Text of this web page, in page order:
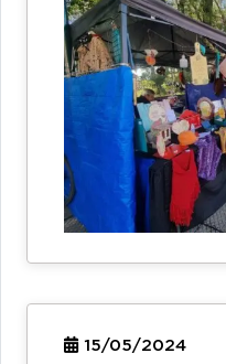
15/05/2024